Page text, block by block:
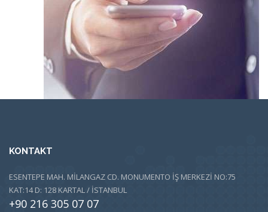
KONTAKT
ESENTEPE MAH. MİLANGAZ CD. MONUMENTO İŞ MERKEZİ NO:75
KAT:14 D: 128 KARTAL / İSTANBUL
+90 216 305 07 07